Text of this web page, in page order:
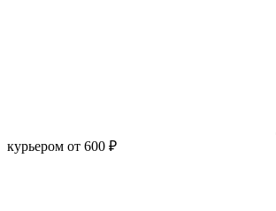
курьером от 600 ₽